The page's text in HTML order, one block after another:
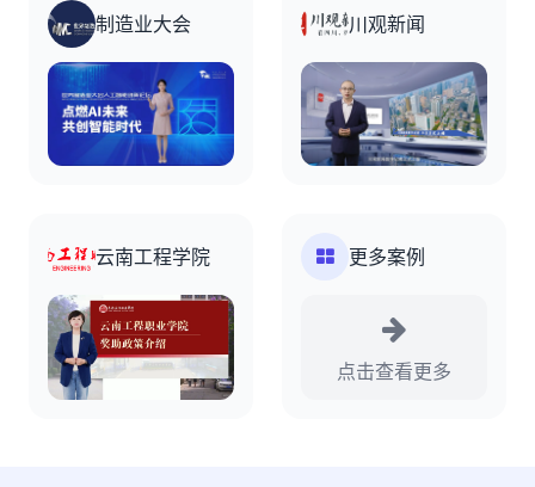
制造业大会 川观新闻
云南工程学院 更多案例
点击查看更多